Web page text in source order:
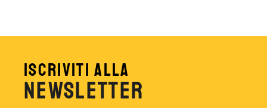
ISCRIVITI ALLA
NEWSLETTER